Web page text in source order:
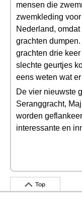
mensen die
zwemkleding
Nederland,
grachten
grachten drie
slechte geurtjes
eens weten wat
De vier nieuwste
Seranggracht,
worden
interessante en
Top